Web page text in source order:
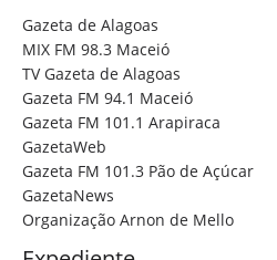
Gazeta de Alagoas
MIX FM 98.3 Maceió
TV Gazeta de Alagoas
Gazeta FM 94.1 Maceió
Gazeta FM 101.1 Arapiraca
GazetaWeb
Gazeta FM 101.3 Pão de Açúcar
GazetaNews
Organização Arnon de Mello